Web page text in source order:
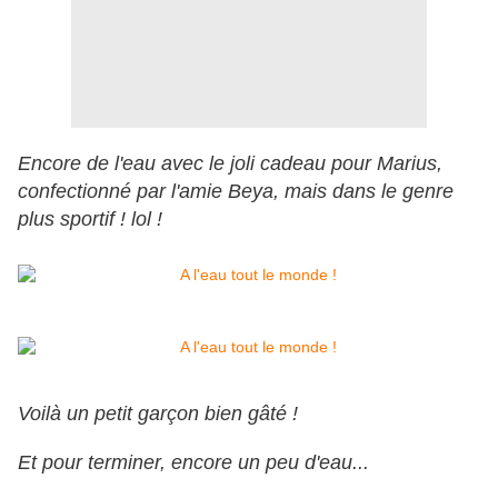
Encore de l'eau avec le joli cadeau pour Marius,
confectionné par l'amie Beya, mais dans le genre
plus sportif ! lol !
Voilà un petit garçon bien gâté !
Et pour terminer, encore un peu d'eau...